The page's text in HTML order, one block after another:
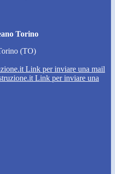
Torino
(TO)
Link per inviare una mail
Link per inviare una